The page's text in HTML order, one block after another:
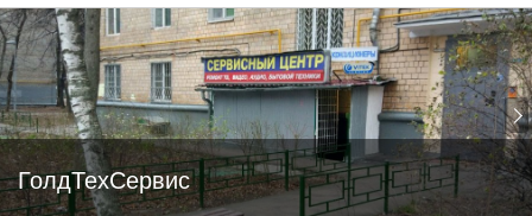
ГолдТехСервис